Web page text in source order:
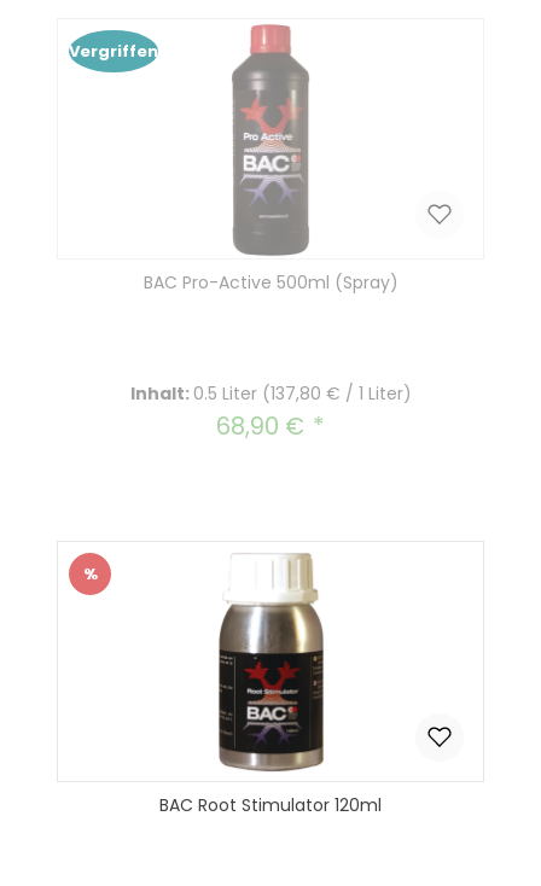
Vergriffen
BAC Pro-Active 500ml (Spray)
Inhalt: 0.5 Liter (137,80 € / 1 Liter)
Regulärer Preis:
68,90 €
Rabatt
%
BAC Root Stimulator 120ml